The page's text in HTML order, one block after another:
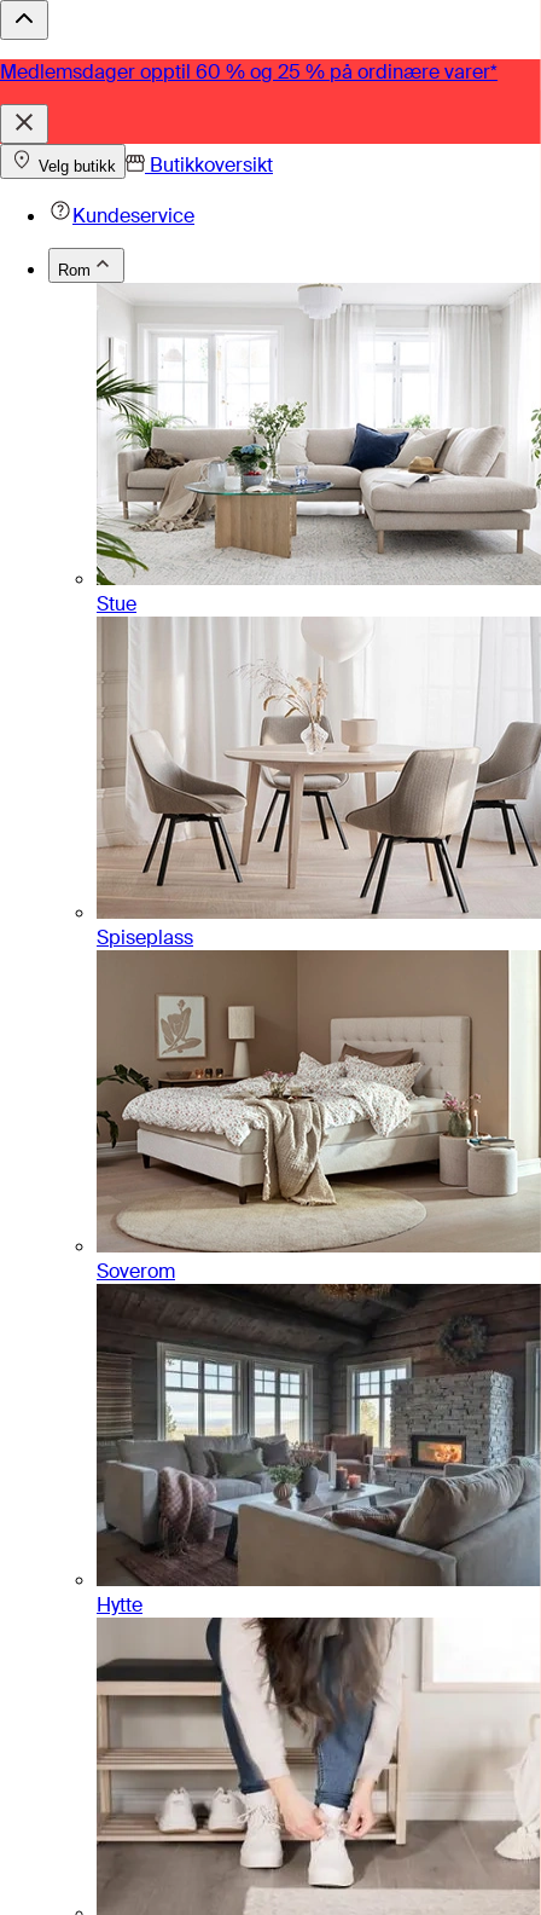
Medlemsdager opptil 60 % og 25 % på ordinære varer*
Velg butikk
Butikkoversikt
Kundeservice
Rom
Stue
Spiseplass
Soverom
Hytte